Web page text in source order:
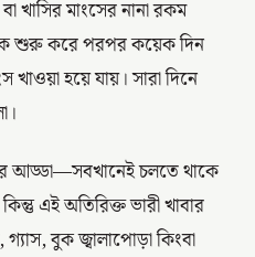
খাসির মাংসের নানা রকম
শুরু করে পরপর কয়েক দিন
হয়ে যায়। সারা দিনে
আড্ডা—সবখানেই চলতে থাকে
এই অতিরিক্ত ভারী খাবার
বুক জ্বালাপোড়া কিংবা